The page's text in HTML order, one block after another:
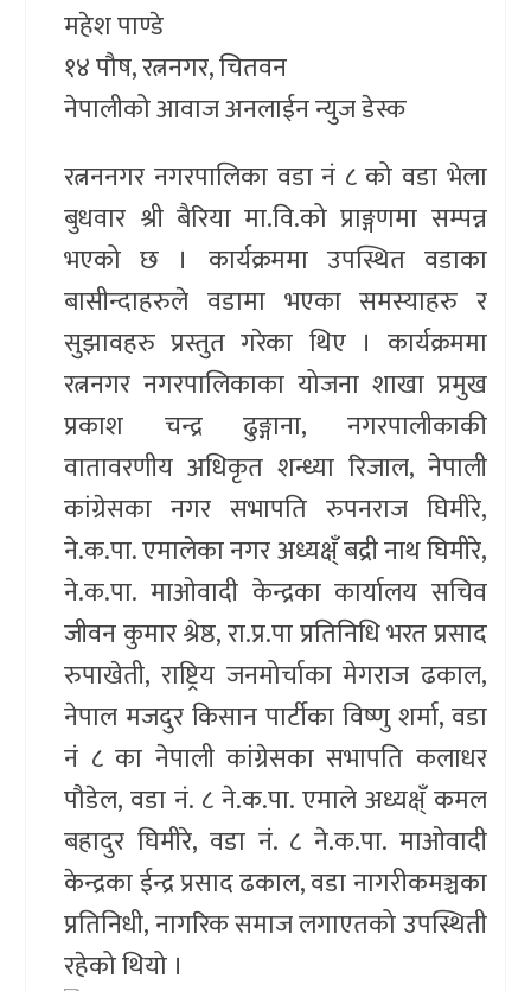
स्वास्थ्य/
रोचक
विचार/
अन्तर्वार्ता
महेश पाण्डे
१४ पौष, रत्ननगर, चितवन
नेपालीको आवाज अनलाईन न्युज डेस्क
रत्नननगर नगरपालिका वडा नं ८ को वडा भेला
बुधवार श्री बैरिया मा.वि.को प्राङ्गणमा सम्पन्न
भएको छ । कार्यक्रममा उपस्थित वडाका
बासीन्दाहरुले वडामा भएका समस्याहरु र
सुझावहरु प्रस्तुत गरेका थिए । कार्यक्रममा
रत्ननगर नगरपालिकाका योजना शाखा प्रमुख
प्रकाश चन्द्र ढुङ्गाना, नगरपालीकाकी
वातावरणीय अधिकृत शन्ध्या रिजाल, नेपाली
कांग्रेसका नगर सभापति रुपनराज घिमीरे,
ने.क.पा. एमालेका नगर अध्यक्ष्ँ बद्री नाथ घिमीरे,
ने.क.पा. माओवादी केन्द्रका कार्यालय सचिव
जीवन कुमार श्रेष्ठ, रा.प्र.पा प्रतिनिधि भरत प्रसाद
रुपाखेती, राष्ट्रिय जनमोर्चाका मेगराज ढकाल,
नेपाल मजदुर किसान पार्टीका विष्णु शर्मा, वडा
नं ८ का नेपाली कांग्रेसका सभापति कलाधर
पौडेल, वडा नं. ८ ने.क.पा. एमाले अध्यक्ष्ँ कमल
बहादुर घिमीरे, वडा नं. ८ ने.क.पा. माओवादी
केन्द्रका ईन्द्र प्रसाद ढकाल, वडा नागरीकमञ्चका
प्रतिनिधी, नागरिक समाज लगाएतको उपस्थिती
रहेको थियो ।